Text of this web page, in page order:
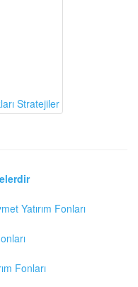
Stratejiler
Yatırım Fonları
Fonları